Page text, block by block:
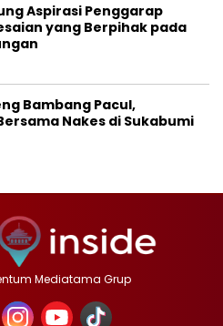
Aspirasi Penggarap
yang Berpihak pada
Bambang Pacul,
Nakes di Sukabumi
Mediatama Grup